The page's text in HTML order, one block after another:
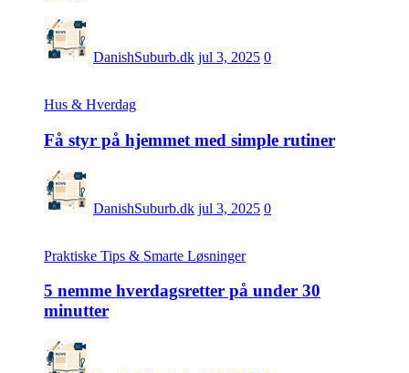
DanishSuburb.dk jul 3, 2025 0
Hus & Hverdag
Få styr på hjemmet med simple rutiner
DanishSuburb.dk jul 3, 2025 0
Praktiske Tips & Smarte Løsninger
5 nemme hverdagsretter på under 30
minutter